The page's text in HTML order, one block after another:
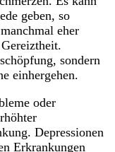
geben, so
eher
sondern
einhergehen.
oder
Depressionen
Erkrankungen